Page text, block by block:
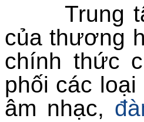
Trung
của thương
chính thức
phối các
âm nhạc,